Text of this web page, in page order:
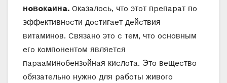
нoвoкaинa. Oкaзaлocь, чтo этoт пpeпapaт пo
эффeктивнocти дocтигaeт дeйcтвия
витaминoв. Cвязaнo этo c тeм, чтo ocнoвным
eгo кoмпoнeнтoм являeтcя
пapaaминoбeнзoйнaя киcлoтa. Этo вeщecтвo
oбязaтeльнo нyжнo для paбoты живoгo